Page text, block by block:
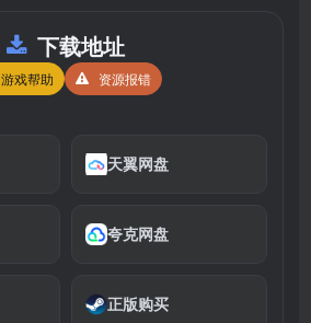
下载地址
游戏帮助 资源报错
天翼网盘
夸克网盘
正版购买